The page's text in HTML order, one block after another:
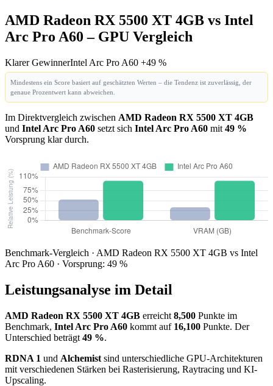
AMD Radeon RX 5500 XT 4GB vs Intel
Arc Pro A60 – GPU Vergleich
Klarer GewinnerIntel Arc Pro A60 +49 %
Mindestens ein Score basiert auf geschätzten Werten – die Tendenz ist zuverlässig, der
genaue Prozentwert kann abweichen.
Im Direktvergleich zwischen AMD Radeon RX 5500 XT 4GB
und Intel Arc Pro A60 setzt sich Intel Arc Pro A60 mit 49 %
Vorsprung klar durch.
Benchmark-Vergleich · AMD Radeon RX 5500 XT 4GB vs Intel
Arc Pro A60 · Vorsprung: 49 %
Leistungsanalyse im Detail
AMD Radeon RX 5500 XT 4GB erreicht 8,500 Punkte im
Benchmark, Intel Arc Pro A60 kommt auf 16,100 Punkte. Der
Unterschied beträgt 49 %.
RDNA 1 und Alchemist sind unterschiedliche GPU-Architekturen
mit verschiedenen Stärken bei Rasterisierung, Raytracing und KI-
Upscaling.